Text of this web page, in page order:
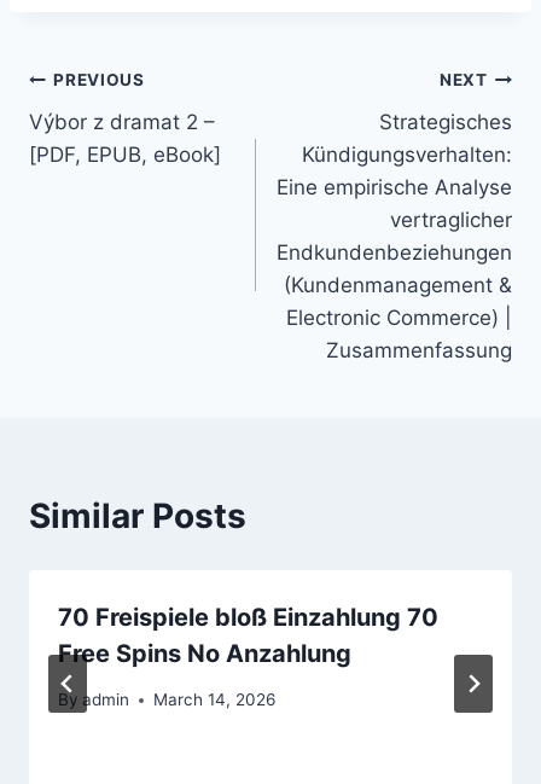
PREVIOUS
Výbor z dramat 2 –
[PDF, EPUB, eBook]
NEXT
Strategisches
Kündigungsverhalten:
Eine empirische Analyse
vertraglicher
Endkundenbeziehungen
(Kundenmanagement &
Electronic Commerce) |
Zusammenfassung
Similar Posts
70 Freispiele bloß Einzahlung 70
Free Spins No Anzahlung
By admin March 14, 2026